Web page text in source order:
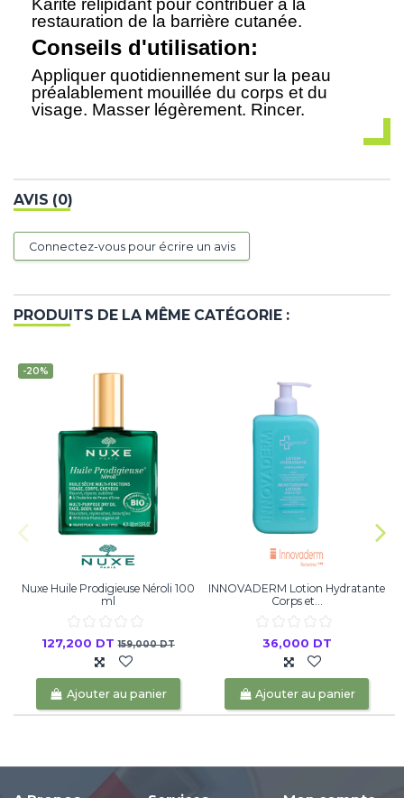
Karité relipidant pour contribuer à la
restauration de la barrière cutanée.
Conseils d'utilisation:
Appliquer quotidiennement sur la peau
préalablement mouillée du corps et du
visage. Masser légèrement. Rincer.
AVIS (0)
Connectez-vous pour écrire un avis
PRODUITS DE LA MÊME CATÉGORIE :
-20%
Nuxe Huile Prodigieuse Néroli 100
ml
127,200 DT159,000 DT
Ajouter au panier
INNOVADERM Lotion Hydratante
Corps et...
36,000 DT
Ajouter au panier